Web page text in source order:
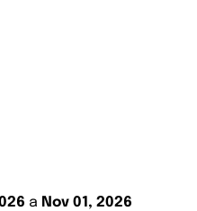
a Nov 01, 2026